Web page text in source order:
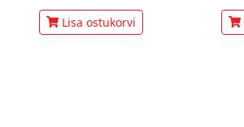
Lisa ostukorvi